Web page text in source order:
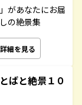
があなたにお届
の絶景集
詳細を見る
ばと絶景１０